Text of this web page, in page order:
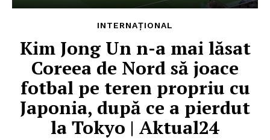
INTERNAȚIONAL
Kim Jong Un n-a mai lăsat
Coreea de Nord să joace
fotbal pe teren propriu cu
Japonia, după ce a pierdut
la Tokyo | Aktual24